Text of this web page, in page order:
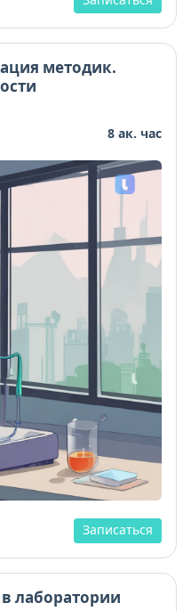
методик.
8 ак. час
Записаться
лаборатории